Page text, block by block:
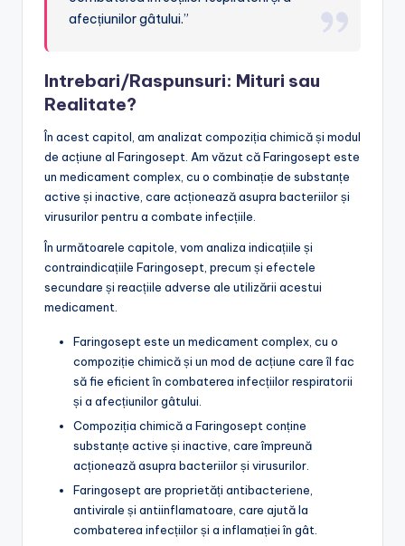
afecțiunilor gâtului.”
Intrebari/Raspunsuri: Mituri sau
Realitate?
În acest capitol, am analizat compoziția chimică și modul
de acțiune al Faringosept. Am văzut că Faringosept este
un medicament complex, cu o combinație de substanțe
active și inactive, care acționează asupra bacteriilor și
virusurilor pentru a combate infecțiile.
În următoarele capitole, vom analiza indicațiile și
contraindicațiile Faringosept, precum și efectele
secundare și reacțiile adverse ale utilizării acestui
medicament.
Faringosept este un medicament complex, cu o
compoziție chimică și un mod de acțiune care îl fac
să fie eficient în combaterea infecțiilor respiratorii
și a afecțiunilor gâtului.
Compoziția chimică a Faringosept conține
substanțe active și inactive, care împreună
acționează asupra bacteriilor și virusurilor.
Faringosept are proprietăți antibacteriene,
antivirale și antiinflamatoare, care ajută la
combaterea infecțiilor și a inflamației în gât.